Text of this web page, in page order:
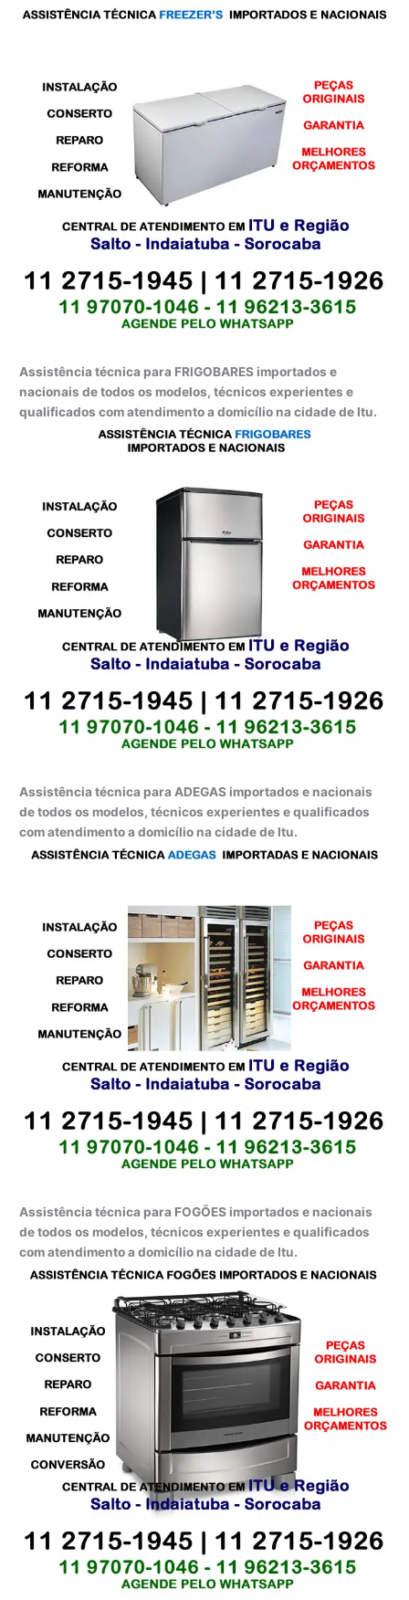
Assistência técnica para FRIGOBARES importados e
nacionais de todos os modelos, técnicos experientes e
qualificados com atendimento a domicílio na cidade de Itu.
Assistência técnica para ADEGAS importados e nacionais
de todos os modelos, técnicos experientes e qualificados
com atendimento a domicílio na cidade de Itu.
Assistência técnica para FOGÕES importados e nacionais
de todos os modelos, técnicos experientes e qualificados
com atendimento a domicílio na cidade de Itu.